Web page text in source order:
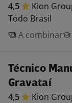
4,5 Kion
Todo Brasil
A combinar
Técnico
Gravataí
4,5 Kion